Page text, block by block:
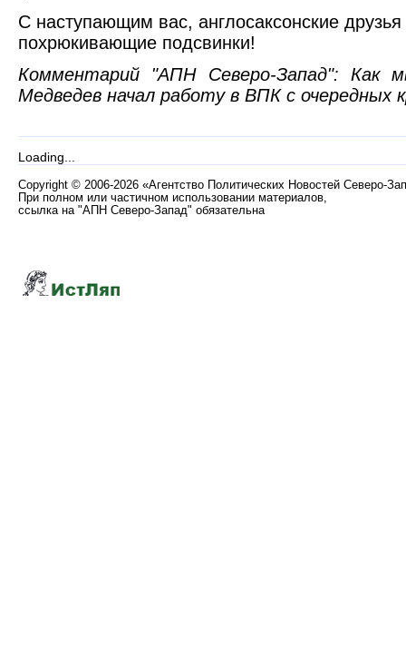
С наступающим вас, англосаксонские
похрюкивающие подсвинки!
Комментарий "АПН Северо-Запад":
Медведев начал работу в ВПК с очередных
Loading...
Copyright © 2006-2026 «Агентство Политических Новостей Северо-
При полном или частичном использовании материалов,
ссылка на "АПН Северо-Запад" обязательна